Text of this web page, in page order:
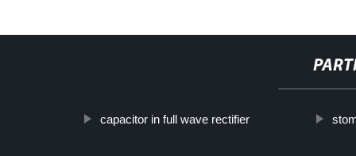
capacitor in full wave rectifier